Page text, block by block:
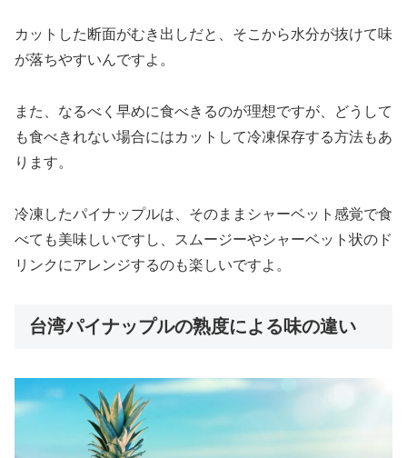
カットした断面がむき出しだと、そこから水分が抜けて味
が落ちやすいんですよ。
また、なるべく早めに食べきるのが理想ですが、どうして
も食べきれない場合にはカットして冷凍保存する方法もあ
ります。
冷凍したパイナップルは、そのままシャーベット感覚で食
べても美味しいですし、スムージーやシャーベット状のド
リンクにアレンジするのも楽しいですよ。
台湾パイナップルの熟度による味の違い